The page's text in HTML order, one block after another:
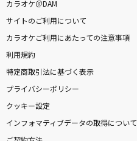
[生音]紫苑
Saucy Dog
I believe what you said
亜咲花
カラオケ＠DAM
サイトのご利用について
カラオケご利用にあたっての注意事項
利用規約
特定商取引法に基づく表示
プライバシーポリシー
クッキー設定
インフォマティブデータの取得について